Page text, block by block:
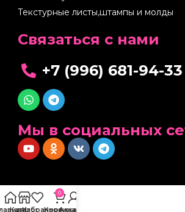
Текстурные листы,штампы и молды
Cвязаться с нами
+7 (996) 681-94-33
Мы в социальных
Каталог
Избранное
0
Корзина
Аккаунт